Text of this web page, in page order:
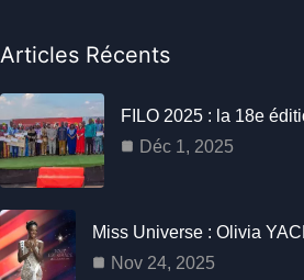
Articles Récents
FILO 2025 : la 18e
Déc 1, 2025
Miss Universe : Olivia
Nov 24, 2025